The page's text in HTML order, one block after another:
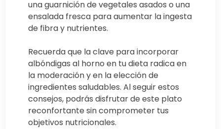
una guarnición de vegetales asados o una
ensalada fresca para aumentar la ingesta
de fibra y nutrientes.
Recuerda que la clave para incorporar
albóndigas al horno en tu dieta radica en
la moderación y en la elección de
ingredientes saludables. Al seguir estos
consejos, podrás disfrutar de este plato
reconfortante sin comprometer tus
objetivos nutricionales.